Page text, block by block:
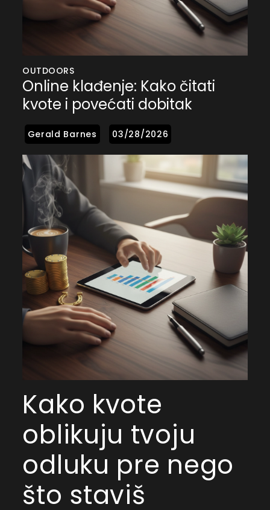
OUTDOORS
Online klađenje: Kako čitati
kvote i povećati dobitak
Kako kvote
oblikuju tvoju
odluku pre nego
što staviš